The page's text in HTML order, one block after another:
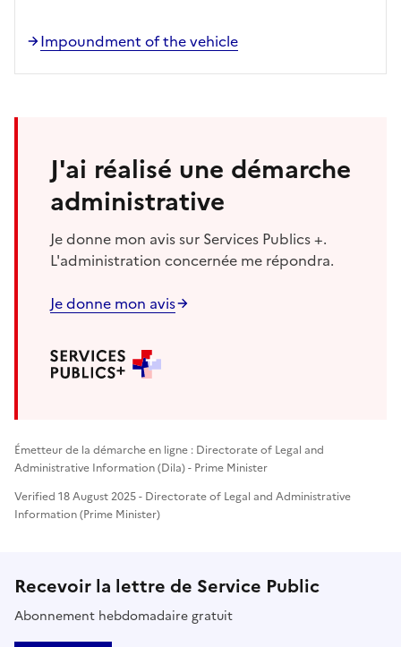
Impoundment of the vehicle
J'ai réalisé une démarche
administrative
Je donne mon avis sur Services Publics +.
L'administration concernée me répondra.
Je donne mon avis
Émetteur de la démarche en ligne : Directorate of Legal and
Administrative Information (Dila) - Prime Minister
Verified 18 August 2025 - Directorate of Legal and Administrative
Information (Prime Minister)
Recevoir la lettre de Service Public
Abonnement hebdomadaire gratuit